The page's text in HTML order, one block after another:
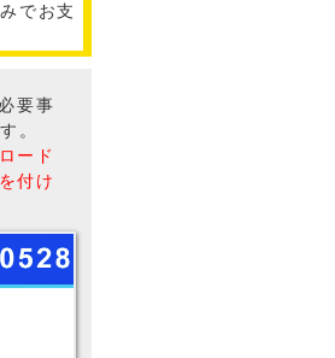
でお支
要事
。
ード
付け